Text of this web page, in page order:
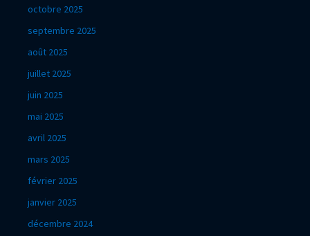
octobre 2025
septembre 2025
août 2025
juillet 2025
juin 2025
mai 2025
avril 2025
mars 2025
février 2025
janvier 2025
décembre 2024